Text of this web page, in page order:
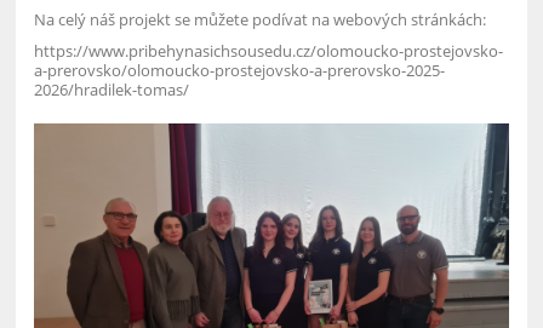
Na celý náš projekt se můžete podívat na webových stránkách:
https://www.pribehynasichsousedu.cz/olomoucko-prostejovsko-
a-prerovsko/olomoucko-prostejovsko-a-prerovsko-2025-
2026/hradilek-tomas/